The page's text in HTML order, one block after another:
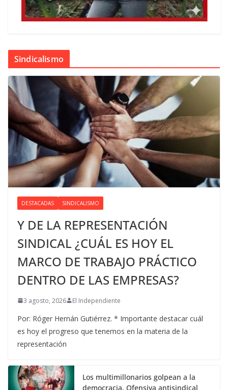
Sindicalismo
DESTACADAS SINDICALISMO
Y DE LA REPRESENTACIÓN
SINDICAL ¿CUÁL ES HOY EL
MARCO DE TRABAJO PRÁCTICO
DENTRO DE LAS EMPRESAS?
3 agosto, 2026 El Independiente
Por: Róger Hernán Gutiérrez. * Importante destacar cuál
es hoy el progreso que tenemos en la materia de la
representación
Los multimillonarios golpean a la
democracia. Ofensiva antisindical